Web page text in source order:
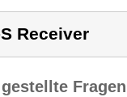
Receiver